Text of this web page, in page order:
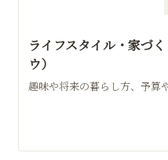
ライフスタイル・家づ
ウ）
趣味や将来の暮らし方、予算